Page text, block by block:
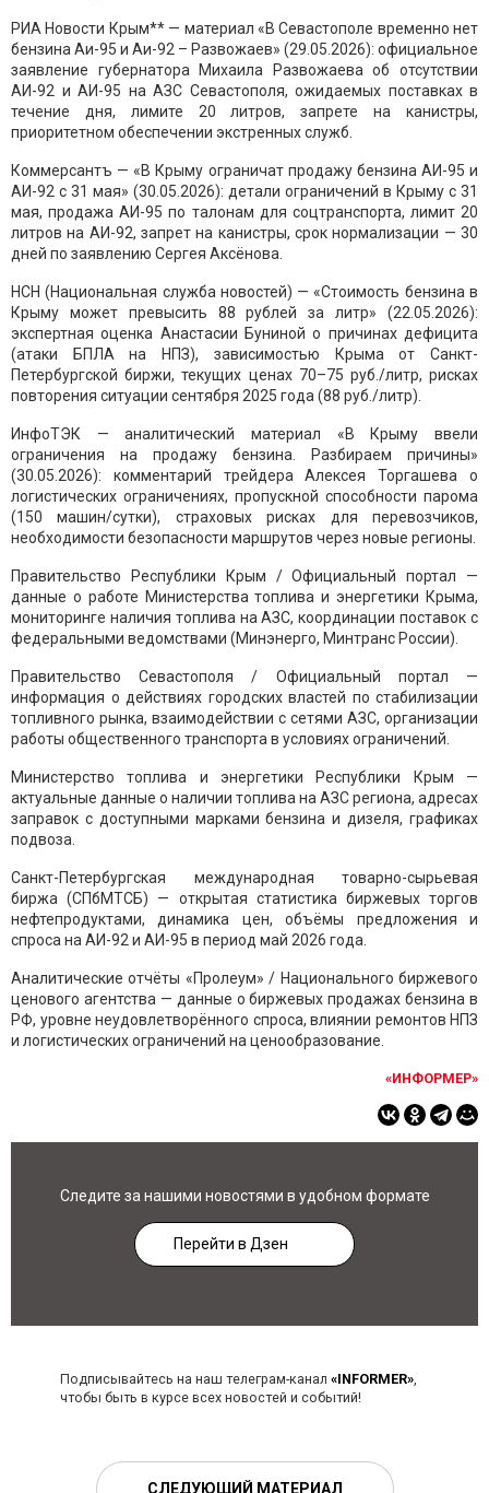
РИА Новости Крым** — материал «В Севастополе временно нет
бензина Аи-95 и Аи-92 – Развожаев» (29.05.2026): официальное
заявление губернатора Михаила Развожаева об отсутствии
АИ-92 и АИ-95 на АЗС Севастополя, ожидаемых поставках в
течение дня, лимите 20 литров, запрете на канистры,
приоритетном обеспечении экстренных служб.
Коммерсантъ — «В Крыму ограничат продажу бензина АИ-95 и
АИ-92 с 31 мая» (30.05.2026): детали ограничений в Крыму с 31
мая, продажа АИ-95 по талонам для соцтранспорта, лимит 20
литров на АИ-92, запрет на канистры, срок нормализации — 30
дней по заявлению Сергея Аксёнова.
НСН (Национальная служба новостей) — «Стоимость бензина в
Крыму может превысить 88 рублей за литр» (22.05.2026):
экспертная оценка Анастасии Буниной о причинах дефицита
(атаки БПЛА на НПЗ), зависимостью Крыма от Санкт-
Петербургской биржи, текущих ценах 70–75 руб./литр, рисках
повторения ситуации сентября 2025 года (88 руб./литр).
ИнфоТЭК — аналитический материал «В Крыму ввели
ограничения на продажу бензина. Разбираем причины»
(30.05.2026): комментарий трейдера Алексея Торгашева о
логистических ограничениях, пропускной способности парома
(150 машин/сутки), страховых рисках для перевозчиков,
необходимости безопасности маршрутов через новые регионы.
Правительство Республики Крым / Официальный портал —
данные о работе Министерства топлива и энергетики Крыма,
мониторинге наличия топлива на АЗС, координации поставок с
федеральными ведомствами (Минэнерго, Минтранс России).
Правительство Севастополя / Официальный портал —
информация о действиях городских властей по стабилизации
топливного рынка, взаимодействии с сетями АЗС, организации
работы общественного транспорта в условиях ограничений.
Министерство топлива и энергетики Республики Крым —
актуальные данные о наличии топлива на АЗС региона, адресах
заправок с доступными марками бензина и дизеля, графиках
подвоза.
Санкт-Петербургская международная товарно-сырьевая
биржа (СПбМТСБ) — открытая статистика биржевых торгов
нефтепродуктами, динамика цен, объёмы предложения и
спроса на АИ-92 и АИ-95 в период май 2026 года.
Аналитические отчёты «Пролеум» / Национального биржевого
ценового агентства — данные о биржевых продажах бензина в
РФ, уровне неудовлетворённого спроса, влиянии ремонтов НПЗ
и логистических ограничений на ценообразование.
«ИНФОРМЕР»
Следите за нашими новостями в удобном формате
Перейти в Дзен
Подписывайтесь на наш телеграм-канал «INFORMER»
чтобы быть в курсе всех новостей и событий!
СЛЕДУЮЩИЙ МАТЕРИАЛ